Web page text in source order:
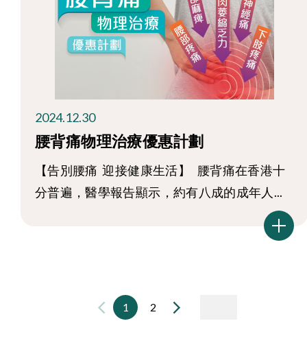
2024.12.30
腰背痛物理治療優惠計劃
【告別腰痛 迎接健康生活】 腰背痛在香港十
分普遍，醫學報告顯示，約有八成的成年人...
1 2